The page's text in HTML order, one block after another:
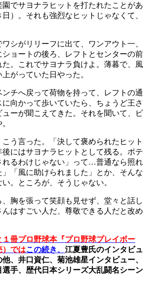
でサヨナラヒットを打たれたことがあ
）。それも強烈なヒットじゃなくて、
シがリリーフに出て、ワンアウト一、
ョートの後ろ、レフトとセンターの前
。これでサヨナラ負けよ。薄暮で、風
がっていた日やった。
チへ戻って荷物を持って、レフトの通
向かって歩いていたら、ちょうど王さ
ーが聞こえてきた。それを聞いて、ビ
う言った。「決して褒められたヒット
にはサヨナラヒットとして残る。ポテ
れるわけじゃない」って…普通なら照れ
「風に助けられました」とか、そんな
。ところが、そうじゃない。
胸を張って笑顔も見せず、堂々と話し
はすごい人だ、尊敬できる人だと改め
冊プロ野球本『プロ野球プレイボー
）ではこの続き、 江夏豊氏のインタビュ
、井口資仁、菊池雄星インタビュー、
選手、歴代日本シリーズ大乱闘名シーン